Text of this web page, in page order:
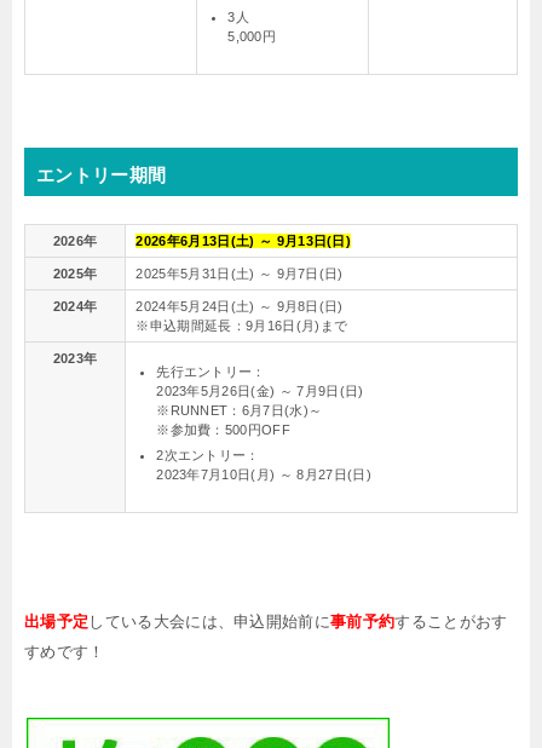
3人
5,000円
エントリー期間
2026年 2026年6月 13日(土) ～ 9月13日(日)
2025年 2025年5月31日(土) ～ 9月7日(日)
2024年
2024年5月24日(土) ～ 9月8日(日)
※申込期間延長：9月16日(月)まで
2023年
先行エントリー：
2023年5月26日(金) ～ 7月9日(日)
※RUNNET：6月7日(水)～
※参加費：500円OFF
2次エントリー：
2023年7月10日(月) ～ 8月27日(日)
出場予定 している大会には、申込開始前に事前予約することがおす
すめです！